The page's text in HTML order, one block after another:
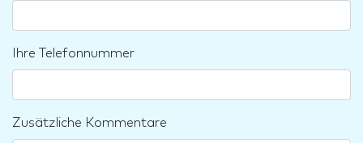
Ihre Telefonnummer
Zusätzliche Kommentare